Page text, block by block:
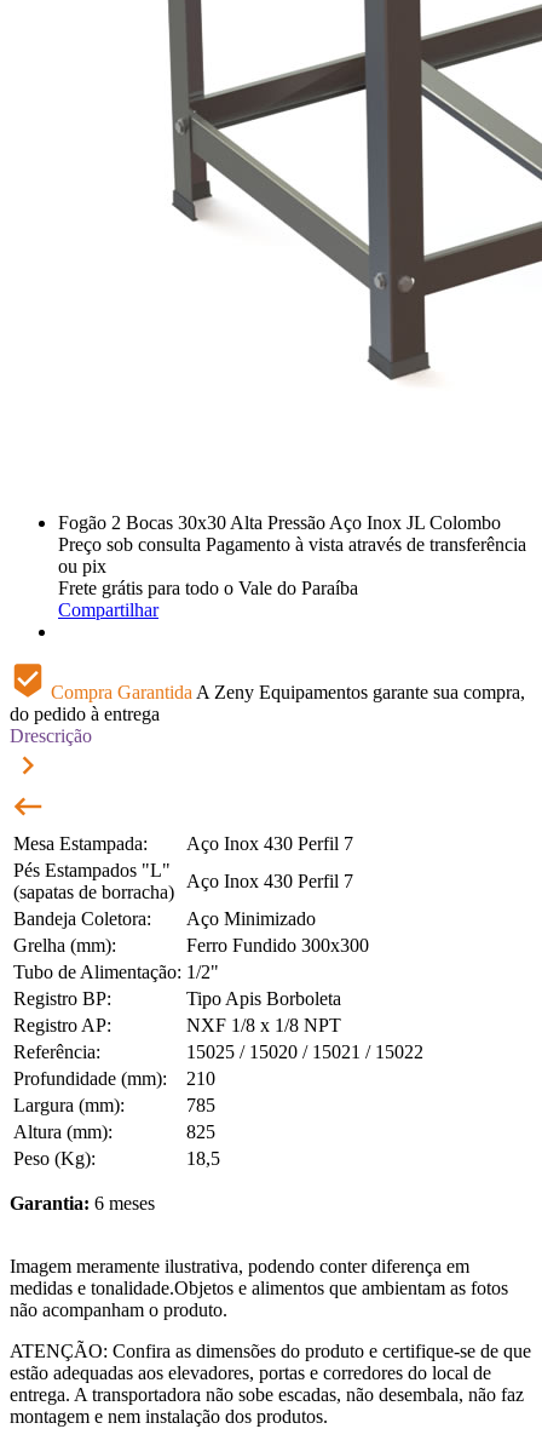
Fogão 2 Bocas 30x30 Alta Pressão Aço Inox JL Colombo
Preço sob consulta Pagamento à vista através de transferência
ou pix
Frete grátis para todo o Vale do Paraíba
Compartilhar
beenhere Compra Garantida A Zeny Equipamentos garante sua compra,
do pedido à entrega
Drescrição
keyboard_arrow_right
keyboard_backspace
Mesa Estampada:
Aço Inox 430 Perfil 7
Pés Estampados "L"
(sapatas de borracha)
Aço Inox 430 Perfil 7
Bandeja Coletora:
Aço Minimizado
Grelha (mm):
Ferro Fundido 300x300
Tubo de Alimentação: 1/2"
Registro BP:
Tipo Apis Borboleta
Registro AP:
NXF 1/8 x 1/8 NPT
Referência:
15025 / 15020 / 15021 / 15022
Profundidade (mm):
210
Largura (mm):
785
Altura (mm):
825
Peso (Kg):
18,5
Garantia: 6 meses
Imagem meramente ilustrativa, podendo conter diferença em
medidas e tonalidade.Objetos e alimentos que ambientam as fotos
não acompanham o produto.
ATENÇÃO: Confira as dimensões do produto e certifique-se de que
estão adequadas aos elevadores, portas e corredores do local de
entrega. A transportadora não sobe escadas, não desembala, não faz
montagem e nem instalação dos produtos.